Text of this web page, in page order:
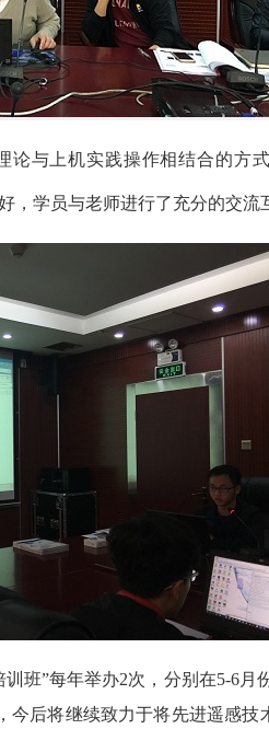
论与上机实践操作相结合的方
，学员与老师进行了充分的交流
训班”每年举办2次，分别在5-6月
今后将继续致力于将先进遥感